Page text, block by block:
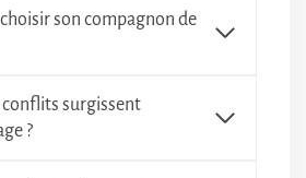
son compagnon de
conflits surgissent
?